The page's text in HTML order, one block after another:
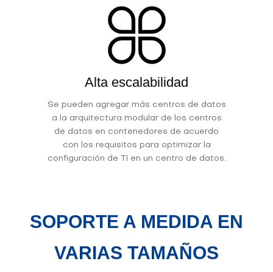
Alta escalabilidad
Se pueden agregar más centros de datos
a la arquitectura modular de los centros
de datos en contenedores de acuerdo
con los requisitos para optimizar la
configuración de TI en un centro de datos.
SOPORTE A MEDIDA EN
VARIAS TAMAÑOS